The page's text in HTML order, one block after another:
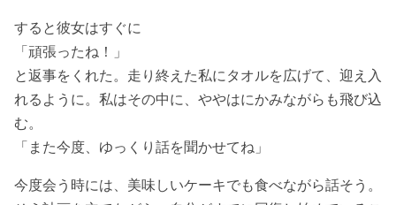
すると彼女はすぐに
「頑張ったね！」
と返事をくれた。走り終えた私にタオルを広げて、迎え入
れるように。私はその中に、ややはにかみながらも飛び込
む。
「また今度、ゆっくり話を聞かせてね」
今度会う時には、美味しいケーキでも食べながら話そう。